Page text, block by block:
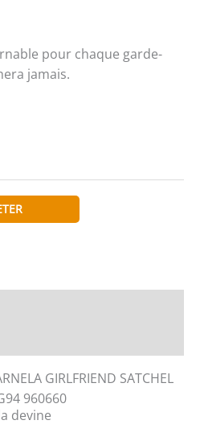
pour chaque garde-
jamais.
GIRLFRIEND SATCHEL
960660
devine